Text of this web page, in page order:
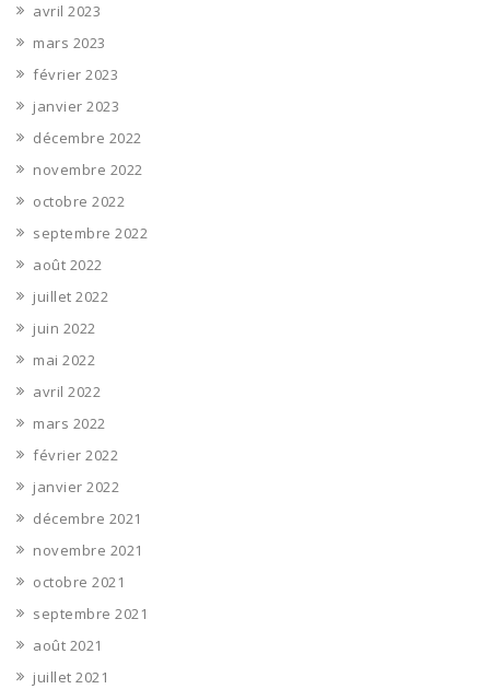
avril 2023
mars 2023
février 2023
janvier 2023
décembre 2022
novembre 2022
octobre 2022
septembre 2022
août 2022
juillet 2022
juin 2022
mai 2022
avril 2022
mars 2022
février 2022
janvier 2022
décembre 2021
novembre 2021
octobre 2021
septembre 2021
août 2021
juillet 2021